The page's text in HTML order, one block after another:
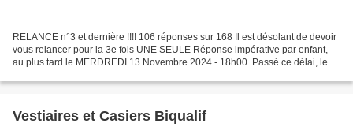
RELANCE n°3 et dernière !!!! 106 réponses sur 168 Il est désolant de devoir
vous relancer pour la 3e fois UNE SEULE Réponse impérative par enfant,
au plus tard le MERDREDI 13 Novembre 2024 - 18h00. Passé ce délai, le
Vestiaires et Casiers Biqualif